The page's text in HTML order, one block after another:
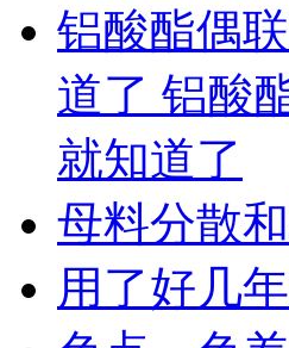
铝酸酯偶
道了 铝酸
就知道了
母料分散
用了好几